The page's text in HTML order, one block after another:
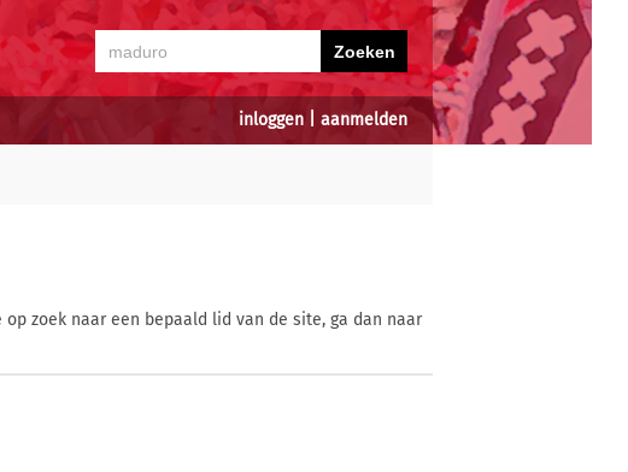
inloggen aanmelden
zoek naar een bepaald lid van de site, ga dan naar